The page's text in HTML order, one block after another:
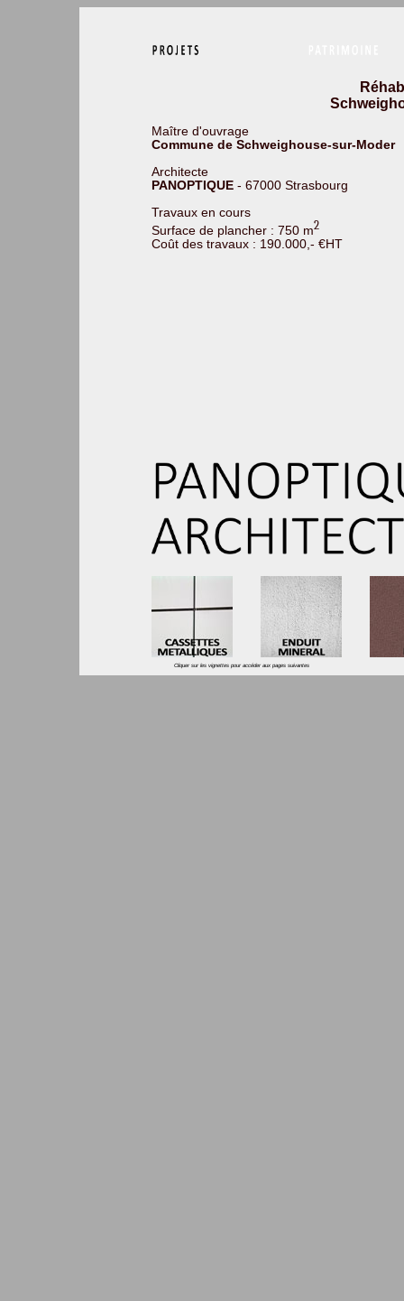
Maître d'ouvrage
Commune de Schweighouse-sur-Moder
Architecte
PANOPTIQUE - 67000 Strasbourg
Travaux en cours
Surface de plancher : 750 m2
Coût des travaux : 190.000,- €HT
Cliquer sur les vignettes pour accéder aux pages suivantes